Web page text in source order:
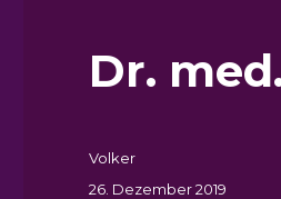
Dr.
Autor
Volker
Veröffentlicht
26. Dezember 2019